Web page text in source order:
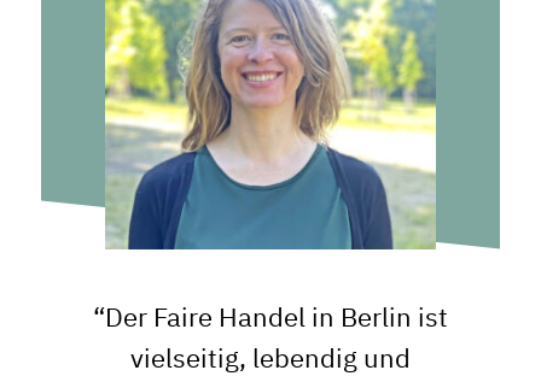
“Der Faire Handel in Berlin ist
vielseitig, lebendig und